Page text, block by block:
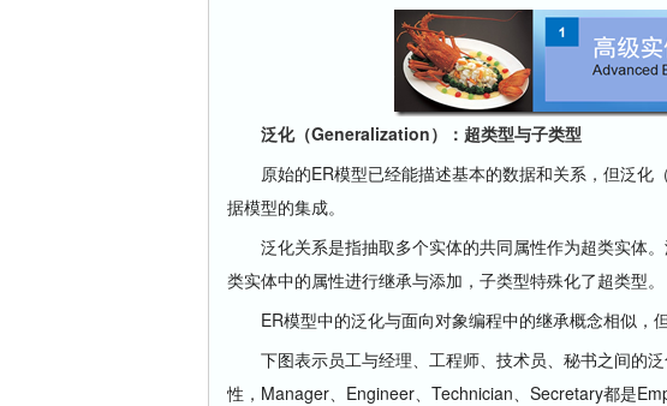
泛化（Generalization）：超类型与子类型
原始的ER模型已经能描述基本的数据和关系，但泛化
据模型的集成。
泛化关系是指抽取多个实体的共同属性作为超类实体
类实体中的属性进行继承与添加，子类型特殊化了超类型。
ER模型中的泛化与面向对象编程中的继承概念相似，但
下图表示员工与经理、工程师、技术员、秘书之间的泛
性，Manager、Engineer、Technician、Secretary都是